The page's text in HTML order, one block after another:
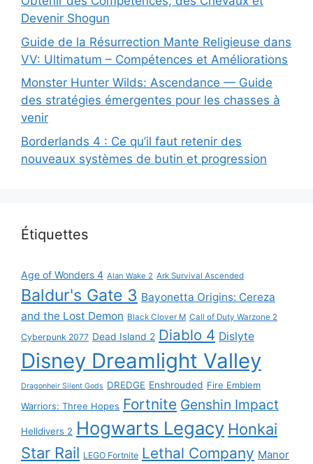
Devenir Shogun
Guide de la Résurrection Mante Religieuse dans
VV: Ultimatum – Compétences et Améliorations
Monster Hunter Wilds: Ascendance — Guide
des stratégies émergentes pour les chasses à
venir
Borderlands 4 : Ce qu’il faut retenir des
nouveaux systèmes de butin et progression
Étiquettes
Age of Wonders 4 Alan Wake 2 Ark Survival Ascended
Baldur's Gate 3 Bayonetta Origins: Cereza
and the Lost Demon Black Clover M Call of Duty Warzone 2
Cyberpunk 2077 Dead Island 2 Diablo 4 Dislyte
Disney Dreamlight Valley
Dragonheir Silent Gods DREDGE Enshrouded Fire Emblem
Warriors: Three Hopes Fortnite Genshin Impact
Helldivers 2 Hogwarts Legacy Honkai
Star Rail LEGO Fortnite Lethal Company Manor